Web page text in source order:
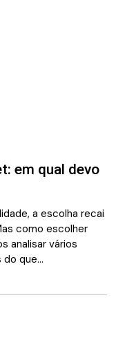
em qual devo
a escolha recai
como escolher
analisar vários
do que…